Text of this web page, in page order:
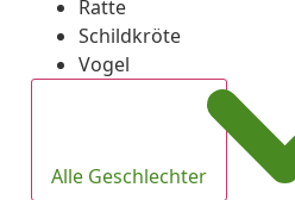
Ratte
Schildkröte
Vogel
Alle Geschlechter